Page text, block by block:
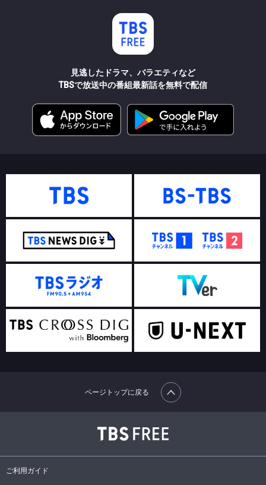
見逃したドラマ、バラエティなど
TBSで放送中の番組最新話を無料で配信
ご利用ガイド
ページトップに戻る